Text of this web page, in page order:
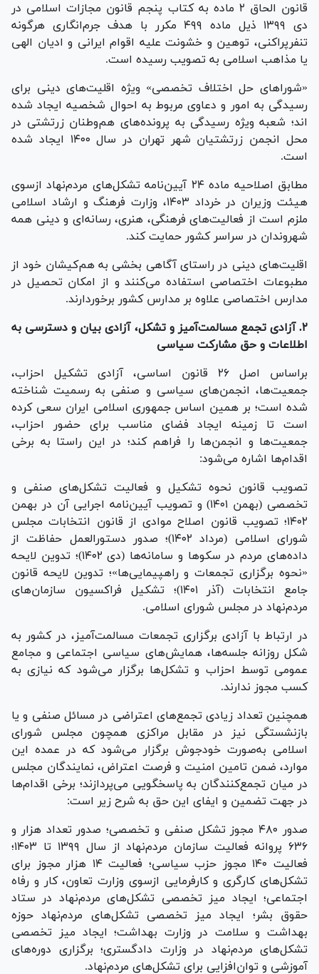
قانون الحاق ۲ ماده به کتاب پنجم قانون مجازات اسلامی در
دی ۱۳۹۹ ذیل ماده ۴۹۹ مکرر با هدف جرم‌انگاری هرگونه
تنفرپراکنی، توهین و خشونت علیه اقوام ایرانی و ادیان الهی
یا مذاهب اسلامی به تصویب رسیده است.
«شورا‌های حل اختلاف تخصصی» ویژه اقلیت‌های دینی برای
رسیدگی به امور و دعاوی مربوط به احوال شخصیه ایجاد شده
اند؛ شعبه ویژه رسیدگی به پرونده‌های هم‌وطنان زرتشتی در
محل انجمن زرتشتیان شهر تهران در سال ۱۴۰۰ ایجاد شده
است.
مطابق اصلاحیه ماده ۲۴ آیین‌نامه تشکل‌های مردم‌نهاد ازسوی
هیئت وزیران در خرداد ۱۴۰۳، وزارت فرهنگ و ارشاد اسلامی
ملزم است از فعالیت‌های فرهنگی، هنری، رسانه‌ای و دینی همه
شهروندان در سراسر کشور حمایت کند.
اقلیت‌های دینی در راستای آگاهی بخشی به هم‌کیشان خود از
مطبوعات اختصاصی استفاده می‌کنند و از امکان تحصیل در
مدارس اختصاصی علاوه بر مدارس کشور برخوردارند.
۲. آزادی تجمع مسالمت‌آمیز و تشکل، آزادی بیان و دسترسی به
اطلاعات و حق مشارکت سیاسی
براساس اصل ۲۶ قانون اساسی، آزادی تشکیل احزاب،
جمعیت‌ها، انجمن‌های سیاسی و صنفی به رسمیت شناخته
شده است؛ بر همین اساس جمهوری اسلامی ایران سعی کرده
است تا زمینه ایجاد فضای مناسب برای حضور احزاب،
جمعیت‌ها و انجمن‌ها را فراهم کند؛ در این راستا به برخی
اقدام‌ها اشاره می‌شود:
تصویب قانون نحوه تشکیل و فعالیت تشکل‌های صنفی و
تخصصی (بهمن ۱۴۰۱) و تصویب آیین‌نامه اجرایی آن در بهمن
۱۴۰۲؛ تصویب قانون اصلاح موادی از قانون انتخابات مجلس
شورای اسلامی (مرداد ۱۴۰۲)؛ صدور دستورالعمل حفاظت از
داده‌های مردم در سکو‌ها و سامانه‌ها (دی ۱۴۰۲)؛ تدوین لایحه
«نحوه برگزاری تجمعات و راهپیمایی‌ها»؛ تدوین لایحه قانون
جامع انتخابات (آذر ۱۴۰۱)؛ تشکیل فراکسیون سازمان‌های
مردم‌نهاد در مجلس شورای اسلامی.
در ارتباط با آزادی برگزاری تجمعات مسالمت‌آمیز، در کشور به
شکل روزانه جلسه‌ها، همایش‌های سیاسی اجتماعی و مجامع
عمومی توسط احزاب و تشکل‌ها برگزار می‌شود که نیازی به
کسب مجوز ندارند.
همچنین تعداد زیادی تجمع‌های اعتراضی در مسائل صنفی و یا
بازنشستگی نیز در مقابل مراکزی همچون مجلس شورای
اسلامی به‌صورت خودجوش برگزار می‌شود که در عمده این
موارد، ضمن تامین امنیت و فرصت اعتراض، نمایندگان مجلس
در میان تجمع‌کنندگان به پاسخگویی می‌پردازند؛ برخی اقدام‌ها
در جهت تضمین و ایفای این حق به شرح زیر است:
صدور ۴۸۰ مجوز تشکل صنفی و تخصصی؛ صدور تعداد هزار و
۶۳۶ پروانه فعالیت سازمان مردم‌نهاد از سال ۱۳۹۹ تا ۱۴۰۳؛
فعالیت ۱۴۰ مجوز حزب سیاسی؛ فعالیت ۱۴ هزار مجوز برای
تشکل‌های کارگری و کارفرمایی ازسوی وزارت تعاون، کار و رفاه
اجتماعی؛ ایجاد میز تخصصی تشکل‌های مردم‌نهاد در ستاد
حقوق بشر؛ ایجاد میز تخصصی تشکل‌های مردم‌نهاد حوزه
بهداشت و سلامت در وزارت بهداشت؛ ایجاد میز تخصصی
تشکل‌های مردم‌نهاد در وزارت دادگستری؛ برگزاری دوره‌های
آموزشی و توان‌افزایی برای تشکل‌های مردم‌نهاد.